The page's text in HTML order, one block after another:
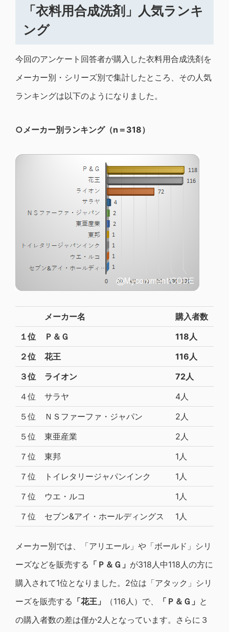
「衣料用合成洗剤」人気ランキ
ング
今回のアンケート回答者が購入した衣料用合成洗剤を
メーカー別・シリーズ別で集計したところ、その人気
ランキングは以下のようになりました。
○メーカー別ランキング（n＝318）
メーカー名
購入者数
１位
Ｐ＆Ｇ
118人
２位
花王
116人
３位
ライオン
72人
４位
サラヤ
4人
５位
ＮＳファーファ・ジャパン
2人
５位
東亜産業
2人
７位
東邦
1人
７位
トイレタリージャパンインク
1人
７位
ウエ・ルコ
1人
７位
セブン&アイ・ホールディングス 1人
メーカー別では、「アリエール」や「ボールド」シリ
ーズなどを販売する 「Ｐ＆Ｇ」 が318人中118人の方に
購入されて1位となりました。2位は「アタック」シリ
ーズを販売する 「花王」 （116人）で、 「Ｐ＆Ｇ」 と
の購入者数の差は僅か2人となっています。さらに３